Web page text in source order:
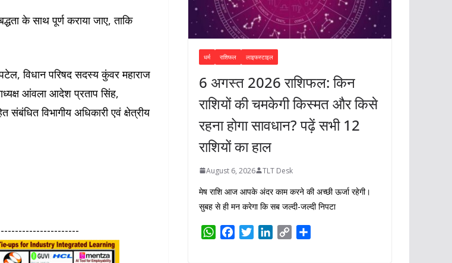
के साथ पूर्ण कराया जाए, ताकि
विधान परिषद सदस्य कुंवर महाराज
आंवला आदेश प्रताप सिंह,
संबंधित विभागीय अधिकारी एवं क्षेत्रीय
धर्म राशिफल लाइफस्टाइल
6 अगस्त 2026 राशिफल: किन
राशियों की चमकेगी किस्मत और किसे
रहना होगा सावधान? पढ़ें सभी 12
राशियों का हाल
August 6, 2026 TLT Desk
मेष राशि आज आपके अंदर काम करने की अच्छी ऊर्जा रहेगी।
सुबह से ही मन करेगा कि सब जल्दी-जल्दी निपटा
W